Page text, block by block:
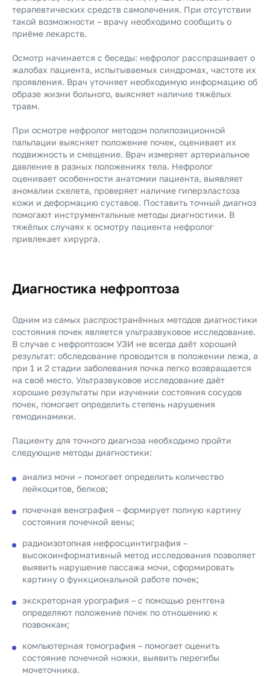
терапевтических средств самолечения. При отсутствии
такой возможности – врачу необходимо сообщить о
приёме лекарств.
Осмотр начинается с беседы: нефролог расспрашивает о
жалобах пациента, испытываемых синдромах, частоте их
проявления. Врач уточняет необходимую информацию об
образе жизни больного, выясняет наличие тяжёлых
травм.
При осмотре нефролог методом полипозиционной
пальпации выясняет положение почек, оценивает их
подвижность и смещение. Врач измеряет артериальное
давление в разных положениях тела. Нефролог
оценивает особенности анатомии пациента, выявляет
аномалии скелета, проверяет наличие гиперэластоза
кожи и деформацию суставов. Поставить точный диагноз
помогают инструментальные методы диагностики. В
тяжёлых случаях к осмотру пациента нефролог
привлекает хирурга.
Диагностика нефроптоза
Одним из самых распространённых методов диагностики
состояния почек является ультразвуковое исследование.
В случае с нефроптозом УЗИ не всегда даёт хороший
результат: обследование проводится в положении лежа, а
при 1 и 2 стадии заболевания почка легко возвращается
на своё место. Ультразвуковое исследование даёт
хорошие результаты при изучении состояния сосудов
почек, помогает определить степень нарушения
гемодинамики.
Пациенту для точного диагноза необходимо пройти
следующие методы диагностики:
анализ мочи – помогает определить количество
лейкоцитов, белков;
почечная венография – формирует полную картину
состояния почечной вены;
радиоизотопная нефросцинтиграфия –
высокоинформативный метод исследования позволяет
выявить нарушение пассажа мочи, сформировать
картину о функциональной работе почек;
экскреторная урография – с помощью рентгена
определяют положение почек по отношению к
позвонкам;
компьютерная томография – помогает оценить
состояние почечной ножки, выявить перегибы
мочеточника.